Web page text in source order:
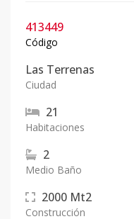
413449
Código
Las Terrenas
Ciudad
21
Habitaciones
2
Medio Baño
2000 Mt2
Construcción